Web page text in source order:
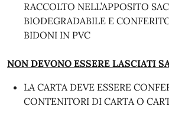
RACCOLTO NELL’APPOSITO
BIODEGRADABILE E
BIDONI IN PVC
NON DEVONO ESSERE LASCIATI
LA CARTA DEVE ESSERE
CONTENITORI DI CARTA O